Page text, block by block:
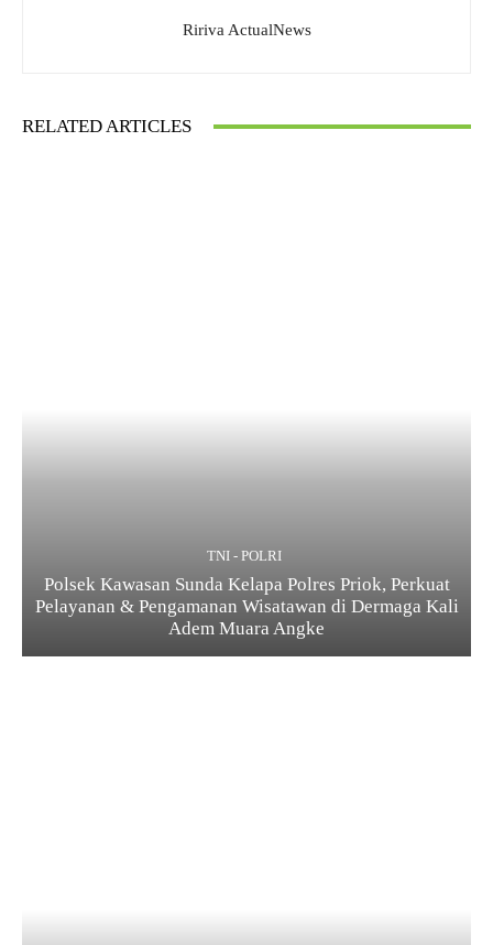
Ririva ActualNews
RELATED ARTICLES
TNI - POLRI
Polsek Kawasan Sunda Kelapa Polres Priok, Perkuat
Pelayanan & Pengamanan Wisatawan di Dermaga Kali
Adem Muara Angke